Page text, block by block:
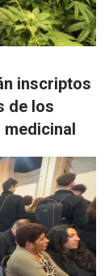
inscriptos
de los
medicinal